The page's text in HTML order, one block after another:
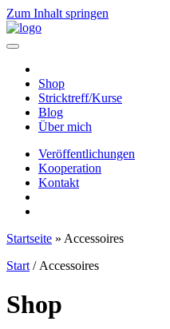
Zum Inhalt springen
Hauptnavigation
Shop
Stricktreff/Kurse
Blog
Über mich
Veröffentlichungen
Kooperation
Kontakt
Startseite » Accessoires
Start / Accessoires
Shop